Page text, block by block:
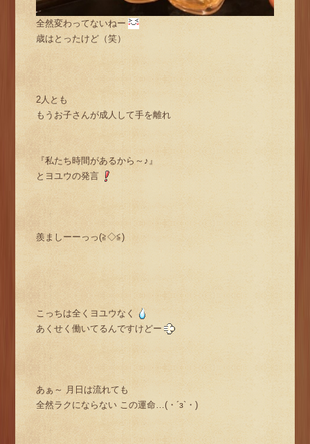
全然変わってないねー
歳はとったけど（笑）
2人とも
もうお子さんが成人して手を離れ
『私たち時間があるから～♪』
とヨユウの発言
羨ましーーっっ(≧◇≦)
こっちは全くヨユウなく
あくせく働いてるんですけどー
あぁ～ 月日は流れても
全然ラクにならない この運命…(・´з`・)